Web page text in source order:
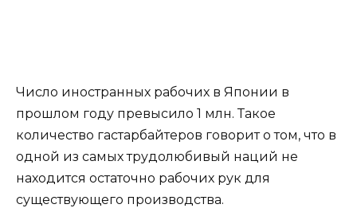
Число иностранных рабочих в Японии в
прошлом году превысило 1 млн. Такое
количество гастарбайтеров говорит о том, что в
одной из самых трудолюбивый наций не
находится остаточно рабочих рук для
существующего производства.